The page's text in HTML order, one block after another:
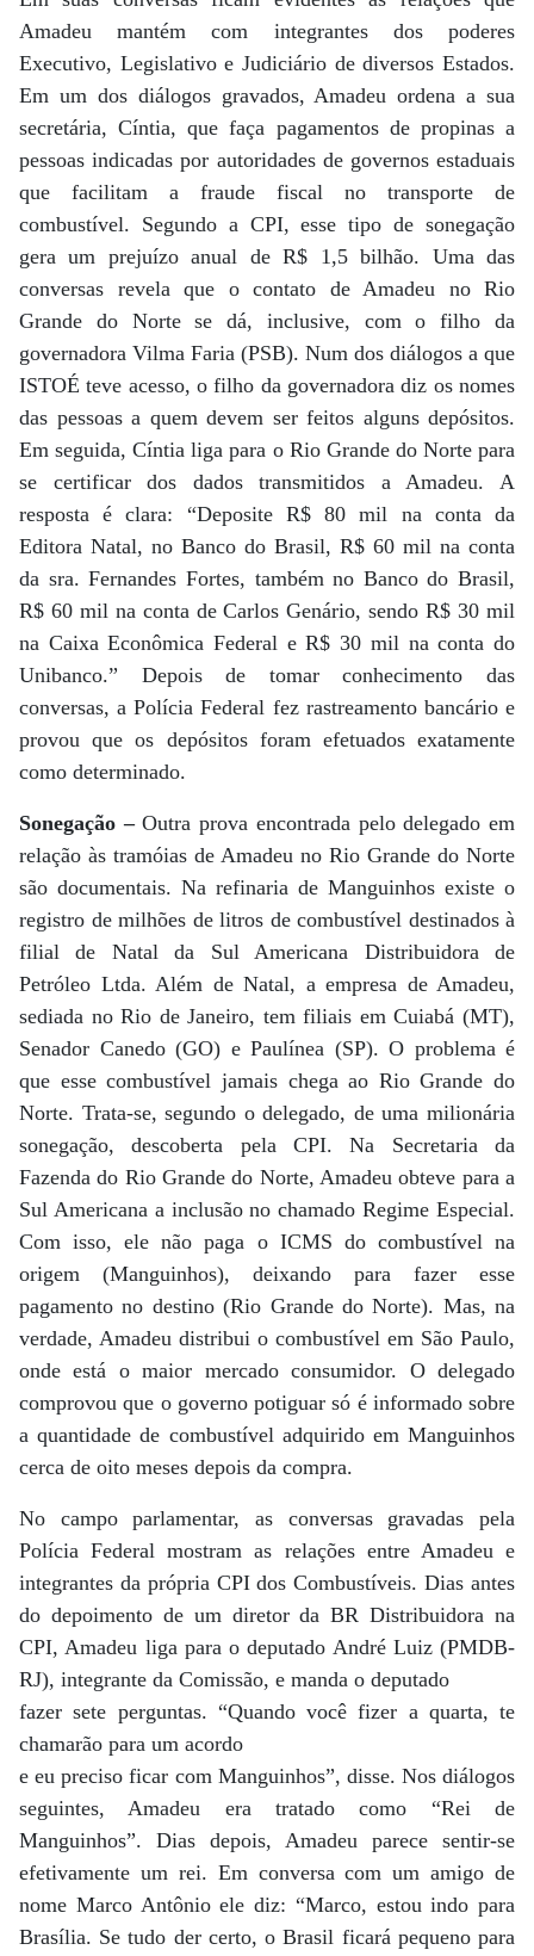
Amadeu mantém com integrantes dos poderes
Executivo, Legislativo e Judiciário de diversos Estados.
Em um dos diálogos gravados, Amadeu ordena a sua
secretária, Cíntia, que faça pagamentos de propinas a
pessoas indicadas por autoridades de governos estaduais
que facilitam a fraude fiscal no transporte de
combustível. Segundo a CPI, esse tipo de sonegação
gera um prejuízo anual de R$ 1,5 bilhão. Uma das
conversas revela que o contato de Amadeu no Rio
Grande do Norte se dá, inclusive, com o filho da
governadora Vilma Faria (PSB). Num dos diálogos a que
ISTOÉ teve acesso, o filho da governadora diz os nomes
das pessoas a quem devem ser feitos alguns depósitos.
Em seguida, Cíntia liga para o Rio Grande do Norte para
se certificar dos dados transmitidos a Amadeu. A
resposta é clara: “Deposite R$ 80 mil na conta da
Editora Natal, no Banco do Brasil, R$ 60 mil na conta
da sra. Fernandes Fortes, também no Banco do Brasil,
R$ 60 mil na conta de Carlos Genário, sendo R$ 30 mil
na Caixa Econômica Federal e R$ 30 mil na conta do
Unibanco.” Depois de tomar conhecimento das
conversas, a Polícia Federal fez rastreamento bancário e
provou que os depósitos foram efetuados exatamente
como determinado.
Sonegação –Outra prova encontrada pelo delegado em
relação às tramóias de Amadeu no Rio Grande do Norte
são documentais. Na refinaria de Manguinhos existe o
registro de milhões de litros de combustível destinados à
filial de Natal da Sul Americana Distribuidora de
Petróleo Ltda. Além de Natal, a empresa de Amadeu,
sediada no Rio de Janeiro, tem filiais em Cuiabá (MT),
Senador Canedo (GO) e Paulínea (SP). O problema é
que esse combustível jamais chega ao Rio Grande do
Norte. Trata-se, segundo o delegado, de uma milionária
sonegação, descoberta pela CPI. Na Secretaria da
Fazenda do Rio Grande do Norte, Amadeu obteve para a
Sul Americana a inclusão no chamado Regime Especial.
Com isso, ele não paga o ICMS do combustível na
origem (Manguinhos), deixando para fazer esse
pagamento no destino (Rio Grande do Norte). Mas, na
verdade, Amadeu distribui o combustível em São Paulo,
onde está o maior mercado consumidor. O delegado
comprovou que o governo potiguar só é informado sobre
a quantidade de combustível adquirido em Manguinhos
cerca de oito meses depois da compra.
No campo parlamentar, as conversas gravadas pela
Polícia Federal mostram as relações entre Amadeu e
integrantes da própria CPI dos Combustíveis. Dias antes
do depoimento de um diretor da BR Distribuidora na
CPI, Amadeu liga para o deputado André Luiz (PMDB-
RJ), integrante da Comissão, e manda o deputado
fazer sete perguntas. “Quando você fizer a quarta, te
chamarão para um acordo
e eu preciso ficar com Manguinhos”, disse. Nos diálogos
seguintes, Amadeu era tratado como “Rei de
Manguinhos”. Dias depois, Amadeu parece sentir-se
efetivamente um rei. Em conversa com um amigo de
nome Marco Antônio ele diz: “Marco, estou indo para
Brasília. Se tudo der certo, o Brasil ficará pequeno para